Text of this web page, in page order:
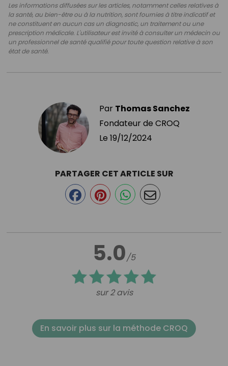
Les informations diffusées sur les articles, notamment celles relatives à
la santé, au bien-être ou à la nutrition, sont fournies à titre indicatif et
ne constituent en aucun cas un diagnostic, un traitement ou une
prescription médicale. L'utilisateur est invité à consulter un médecin ou
un professionnel de santé qualifié pour toute question relative à son
état de santé.
Par Thomas Sanchez
Fondateur de CROQ
Le 19/12/2024
5.0/5
sur 2 avis
PARTAGER CET ARTICLE SUR
En savoir plus sur la méthode CROQ